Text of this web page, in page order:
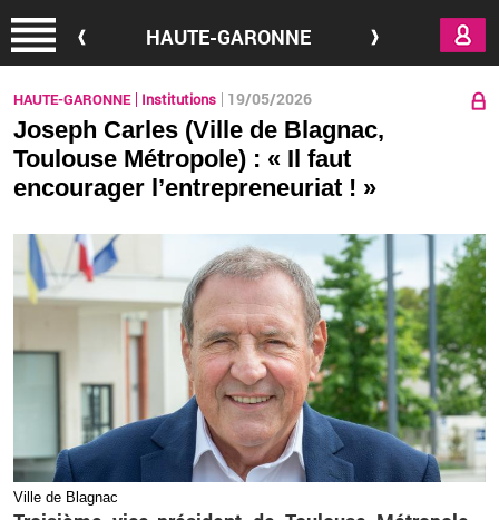
HAUTE-GARONNE
HAUTE-GARONNE Institutions 19/05/2026
Joseph Carles (Ville de Blagnac,
Toulouse Métropole) : « Il faut
encourager l’entrepreneuriat ! »
Ville de Bla­gnac